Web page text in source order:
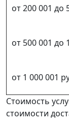
от 200 001 до
от 500 001 до
от 1 000 001
Стоимость
стоимости